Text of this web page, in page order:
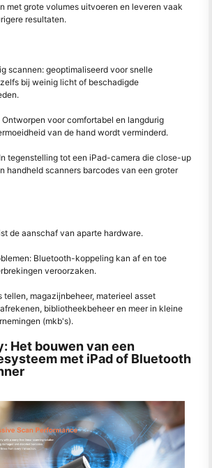
met grote volumes uitvoeren en leveren vaak
resultaten.
scannen: geoptimaliseerd voor snelle
bij weinig licht of beschadigde
Ontworpen voor comfortabel en langdurig
van de hand wordt verminderd.
tegenstelling tot een iPad-camera die close-up
handheld scanners barcodes van een groter
de aanschaf van aparte hardware.
Bluetooth-koppeling kan af en toe
veroorzaken.
tellen, magazijnbeheer, materieel asset
bibliotheekbeheer en meer in kleine
(mkb's).
Het bouwen van een
met iPad of Bluetooth